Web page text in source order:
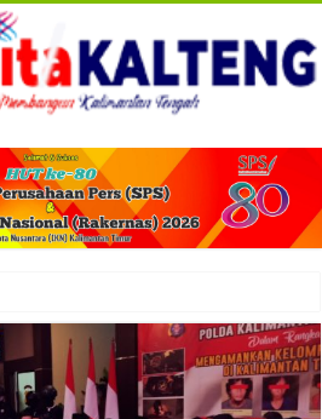
Serta Tunjangan Pemdes dan BPD di